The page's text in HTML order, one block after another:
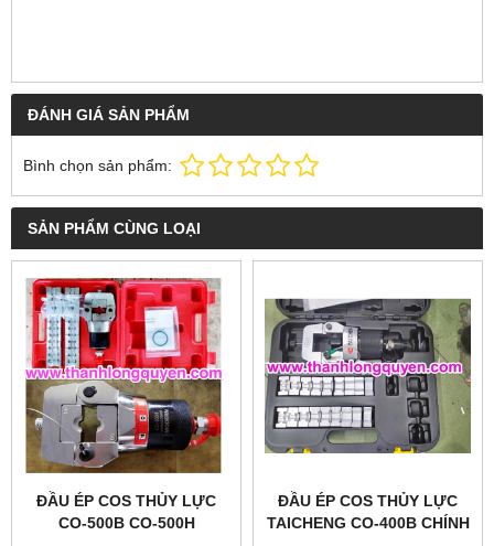
ĐÁNH GIÁ SẢN PHẨM
Bình chọn sản phẩm:
SẢN PHẨM CÙNG LOẠI
ĐẦU ÉP COS THỦY LỰC
CO-500B CO-500H
ĐẦU ÉP COS THỦY LỰC
TAICHENG CO-400B CHÍNH